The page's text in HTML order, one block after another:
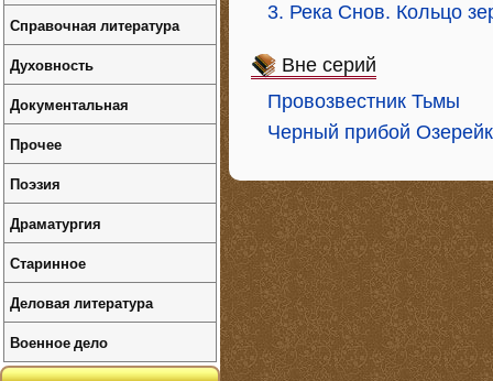
3. Река Снов. Кольцо
Вне серий
Провозвестник Тьмы
Черный прибой
Справочная литература
Духовность
Документальная
Прочее
Поэзия
Драматургия
Старинное
Деловая литература
Военное дело